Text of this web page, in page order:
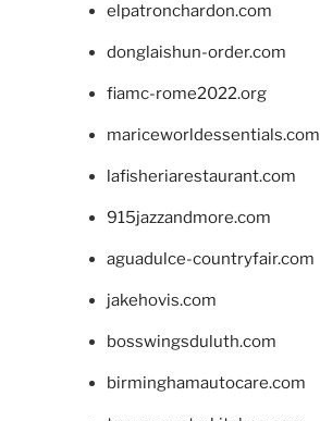
elpatronchardon.com
donglaishun-order.com
fiamc-rome2022.org
mariceworldessentials.com
lafisheriarestaurant.com
915jazzandmore.com
aguadulce-countryfair.com
jakehovis.com
bosswingsduluth.com
birminghamautocare.com